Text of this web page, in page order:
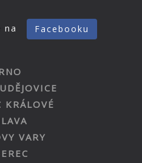
Facebooku
KRÁLOVÉ
VARY